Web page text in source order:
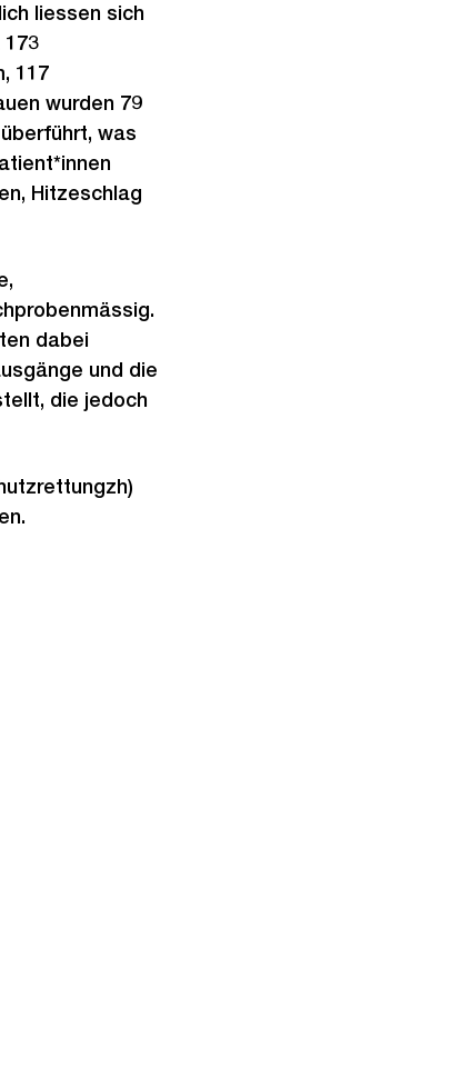
liessen sich
117
wurden 79
was
Hitzeschlag
dabei
und die
die jedoch